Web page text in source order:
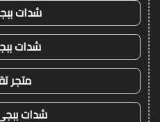
شدات
شدات
متجر
شدات